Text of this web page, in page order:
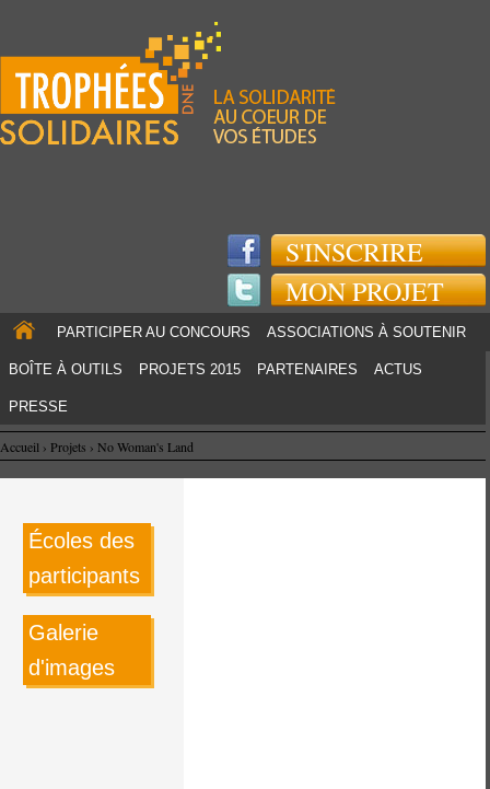
S'INSCRIRE
MON PROJET
PARTICIPER AU CONCOURS ASSOCIATIONS À SOUTENIR
BOÎTE À OUTILS PROJETS 2015 PARTENAIRES ACTUS
PRESSE
Accueil › Projets › No Woman's Land
Écoles des
participants
Galerie
d'images